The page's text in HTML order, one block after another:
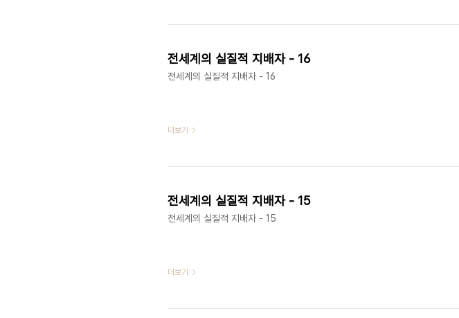
전세계의 실질적 지배자 - 16
전세계의 실질적 지배자 - 16
더보기
전세계의 실질적 지배자 - 15
전세계의 실질적 지배자 - 15
더보기